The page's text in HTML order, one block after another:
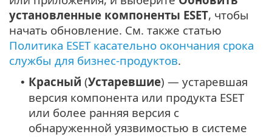
установленные компоненты ESET, чтобы
начать обновление. См. также статью
Политика ESET касательно окончания срока
службы для бизнес-продуктов.
• Красный (Устаревшие) — устаревшая
версия компонента или продукта ESET
или более ранняя версия с
обнаруженной уязвимостью в системе